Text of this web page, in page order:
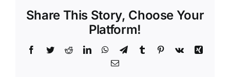
Share This Story, Choose Your
Platform!
Facebook
TwitterRedditLinkedInWhatsApp
TelegramTumblr Pinterest
Vk
Xing
Email